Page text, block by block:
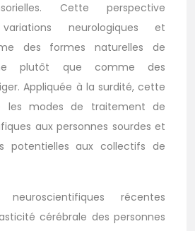
Cette perspective
neurologiques et
des formes naturelles de
plutôt que comme des
Appliquée à la surdité, cette
les modes de traitement de
aux personnes sourdes et
potentielles aux collectifs de
récentes
cérébrale des personnes